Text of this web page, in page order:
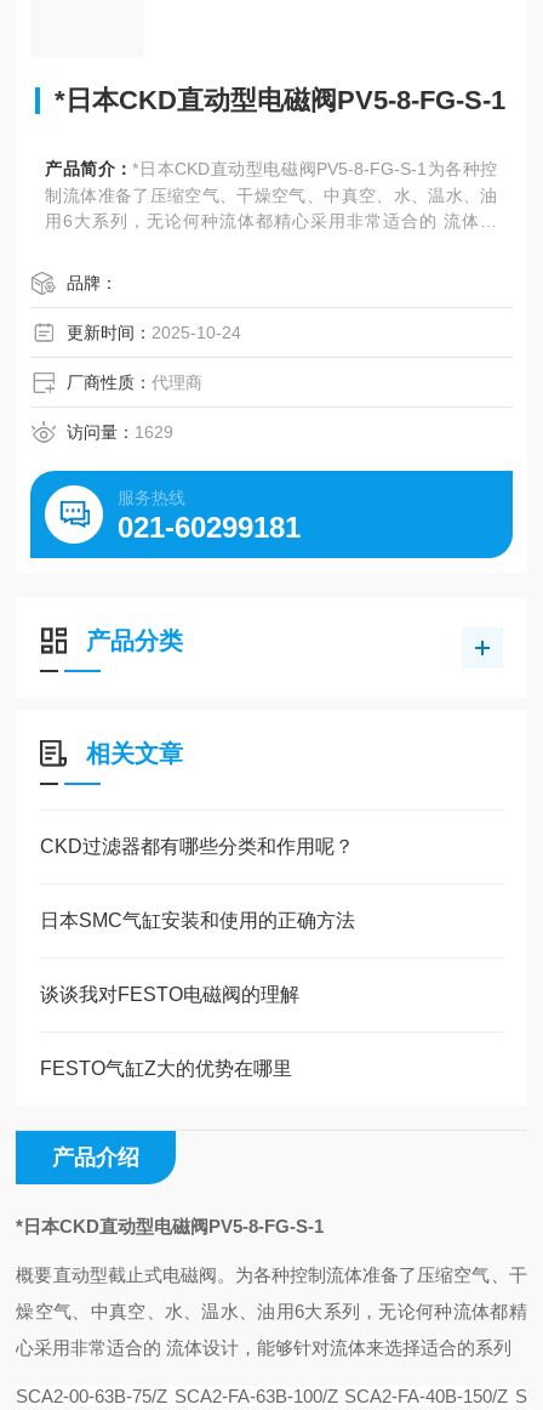
*日本CKD直动型电磁阀PV5-8-FG-S-1
产品简介：*日本CKD直动型电磁阀PV5-8-FG-S-1为各种控
制流体准备了压缩空气、干燥空气、中真空、水、温水、油
用6大系列，无论何种流体都精心采用非常适合的 流体设
品牌：
更新时间： 2025-10-24
厂商性质：代理商
访问量： 1629
服务热线
021-60299181
产品分类
相关文章
CKD过滤器都有哪些分类和作用呢？
日本SMC气缸安装和使用的正确方法
谈谈我对FESTO电磁阀的理解
FESTO气缸Z大的优势在哪里
产品介绍
*日本CKD直动型电磁阀PV5-8-FG-S-1
概要直动型截止式电磁阀。为各种控制流体准备了压缩空气、干
燥空气、中真空、水、温水、油用6大系列，无论何种流体都精
心采用非常适合的 流体设计，能够针对流体来选择适合的系列
SCA2-00-63B-75/Z SCA2-FA-63B-100/Z SCA2-FA-40B-150/Z S